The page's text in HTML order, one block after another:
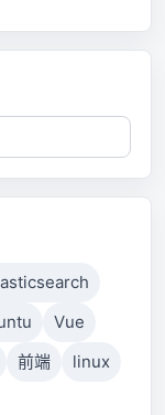
Vue
前端
linux